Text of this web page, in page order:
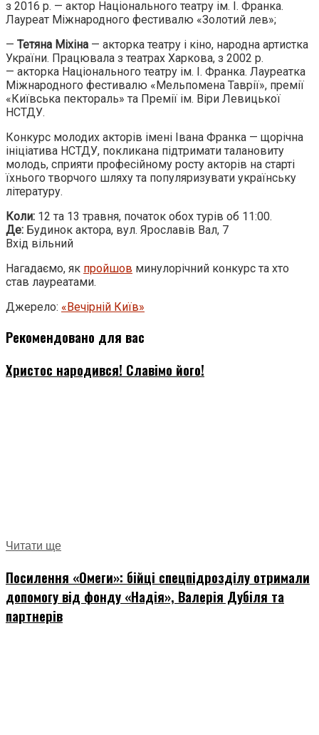
з 2016 р. — актор Національного театру ім. І. Франка.
Лауреат Міжнародного фестивалю «Золотий лев»;
— Тетяна Міхіна — акторка театру і кіно, народна артистка
України. Працювала з театрах Харкова, з 2002 р.
— акторка Національного театру ім. І. Франка. Лауреатка
Міжнародного фестивалю «Мельпомена Таврії», премії
«Київська пектораль» та Премії ім. Віри Левицької
НСТДУ.
Конкурс молодих акторів імені Івана Франка — щорічна
ініціатива НСТДУ, покликана підтримати талановиту
молодь, сприяти професійному росту акторів на старті
їхнього творчого шляху та популяризувати українську
літературу.
Коли: 12 та 13 травня, початок обох турів об 11:00.
Де: Будинок актора, вул. Ярославів Вал, 7
Вхід вільний
Нагадаємо, як пройшов минулорічний конкурс та хто
став лауреатами.
Джерело: «Вечірній Київ»
Рекомендовано для вас
Христос народився! Славімо його!
Читати ще
Посилення «Омеги»: бійці спецпідрозділу отримали
допомогу від фонду «Надія», Валерія Дубіля та
партнерів